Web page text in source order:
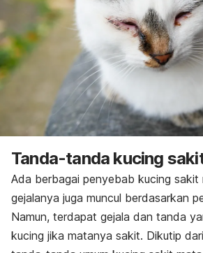
Tanda-tanda kucing
Ada berbagai penyebab kucing sakit
gejalanya juga muncul berdasarkan
Namun, terdapat gejala dan tanda
kucing jika matanya sakit. Dikutip dari